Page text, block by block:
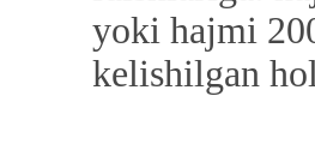
yoki hajmi
kelishilgan